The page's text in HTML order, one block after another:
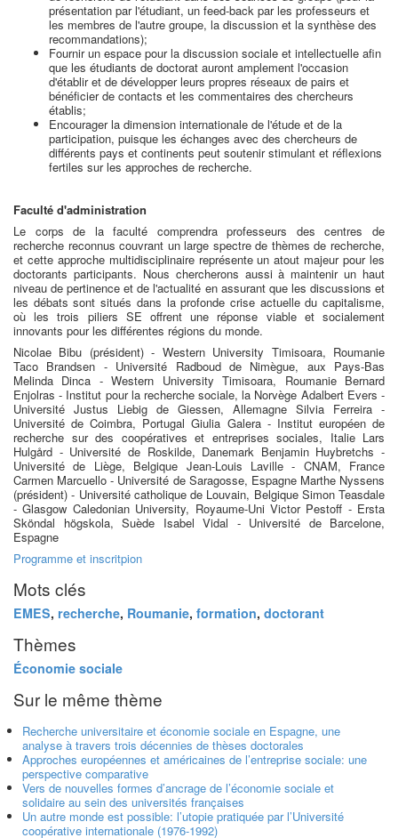
présentation par l'étudiant, un feed-back par les professeurs et
les membres de l'autre groupe, la discussion et la synthèse des
recommandations);
Fournir un espace pour la discussion sociale et intellectuelle afin
que les étudiants de doctorat auront amplement l'occasion
d'établir et de développer leurs propres réseaux de pairs et
bénéficier de contacts et les commentaires des chercheurs
établis;
Encourager la dimension internationale de l'étude et de la
participation, puisque les échanges avec des chercheurs de
différents pays et continents peut soutenir stimulant et réflexions
fertiles sur les approches de recherche.
Faculté d'administration
Le corps de la faculté comprendra professeurs des centres de
recherche reconnus couvrant un large spectre de thèmes de recherche,
et cette approche multidisciplinaire représente un atout majeur pour les
doctorants participants. Nous chercherons aussi à maintenir un haut
niveau de pertinence et de l'actualité en assurant que les discussions et
les débats sont situés dans la profonde crise actuelle du capitalisme,
où les trois piliers SE offrent une réponse viable et socialement
innovants pour les différentes régions du monde.
Nicolae Bibu (président) - Western University Timisoara, Roumanie
Taco Brandsen - Université Radboud de Nimègue, aux Pays-Bas
Melinda Dinca - Western University Timisoara, Roumanie Bernard
Enjolras - Institut pour la recherche sociale, la Norvège Adalbert Evers -
Université Justus Liebig de Giessen, Allemagne Silvia Ferreira -
Université de Coimbra, Portugal Giulia Galera - Institut européen de
recherche sur des coopératives et entreprises sociales, Italie Lars
Hulgård - Université de Roskilde, Danemark Benjamin Huybretchs -
Université de Liège, Belgique Jean-Louis Laville - CNAM, France
Carmen Marcuello - Université de Saragosse, Espagne Marthe Nyssens
(président) - Université catholique de Louvain, Belgique Simon Teasdale
- Glasgow Caledonian University, Royaume-Uni Victor Pestoff - Ersta
Sköndal högskola, Suède Isabel Vidal - Université de Barcelone,
Espagne
Programme et inscritpion
Mots clés
EMES, recherche, Roumanie, formation, doctorant
Thèmes
Économie sociale
Sur le même thème
Recherche universitaire et économie sociale en Espagne, une
analyse à travers trois décennies de thèses doctorales
Approches européennes et américaines de l’entreprise sociale: une
perspective comparative
Vers de nouvelles formes d’ancrage de l’économie sociale et
solidaire au sein des universités françaises
Un autre monde est possible: l’utopie pratiquée par l’Université
coopérative internationale (1976-1992)